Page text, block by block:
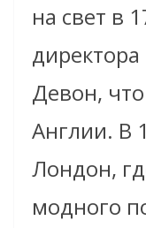
на свет в
Девон,
Англии. В
Лондон,
модного